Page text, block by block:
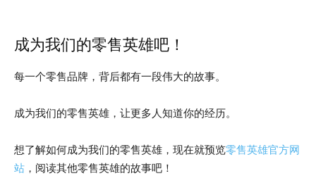
成为我们的零售英雄吧！
每一个零售品牌，背后都有一段伟大的故事。
成为我们的零售英雄，让更多人知道你的经历。
想了解如何成为我们的零售英雄，现在就预览零售英雄官方网
站 ，阅读其他零售英雄的故事吧！